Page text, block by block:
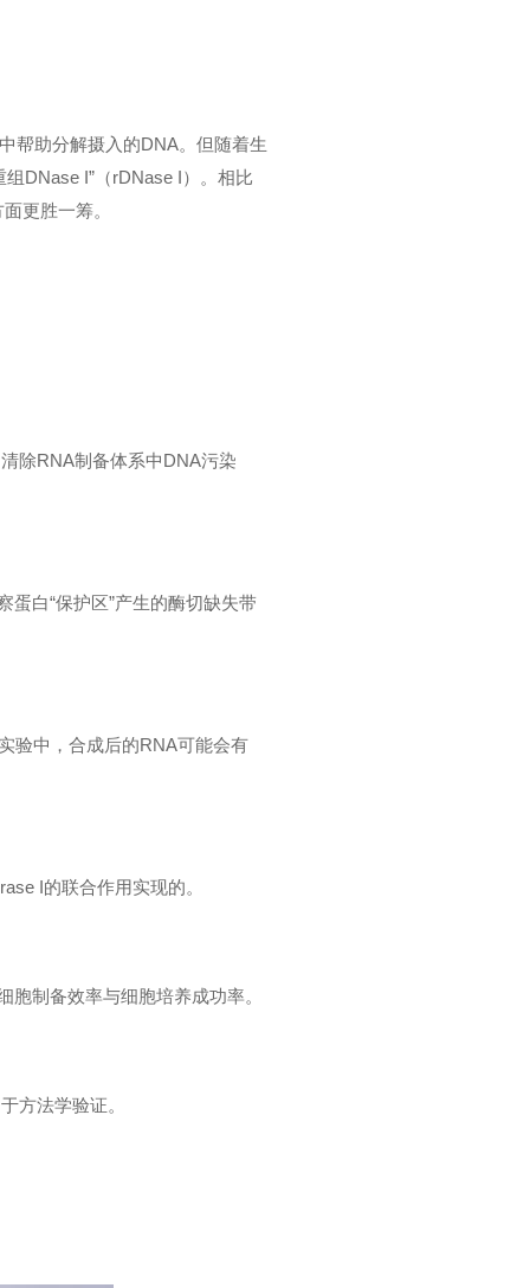
帮助分解摄入的DNA。但随着生
DNase I”（rDNase I）。相比
更胜一筹。
除RNA制备体系中DNA污染
白“保护区”产生的酶切缺失带
验中，合成后的RNA可能会有
I的联合作用实现的。
制备效率与细胞培养成功率。
方法学验证。